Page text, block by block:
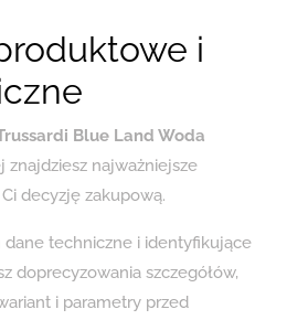
i
Blue Land Woda
znajdziesz najważniejsze
decyzję zakupową.
techniczne i identyfikujące
doprecyzowania szczegółów,
i parametry przed